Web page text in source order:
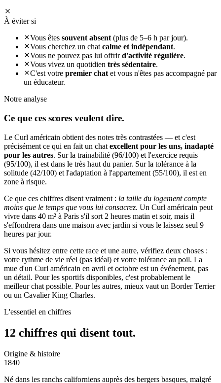
À éviter si
Vous êtes souvent absent(plus de 5–6 h par jour).
Vous cherchez un chatcalme et indépendant.
Vous ne pouvez pas lui offrird'activité régulière.
Vous vivez un quotidien très sédentaire.
C'est votre premier chatet vous n'êtes pas accompagné par
un éducateur.
Notre analyse
Ce que ces scores veulent dire.
Le Curl américain obtient des notes très contrastées — et c'est
précisément ce qui en fait un chat excellent pour les uns, inadapté
pour les autres. Sur la trainabilité (96/100) et l'exercice requis
(95/100), il est dans le très haut du panier. Sur la tolérance à la
solitude (42/100) et l'adaptation à l'appartement (55/100), il est en
zone à risque.
Ce que ces chiffres disent vraiment : la taille du logement compte
moins que le temps que vous lui consacrez. Un Curl américain peut
vivre dans 40 m² à Paris s'il sort 2 heures matin et soir, mais il
s'effondrera dans une maison avec jardin si vous le laissez seul 9
heures par jour.
Si vous hésitez entre cette race et une autre, vérifiez deux choses :
votre rythme de vie réel (pas idéal) et votre tolérance au poil. La
mue d'un Curl américain en avril et octobre est un événement, pas
un détail. Pour les sportifs disponibles, c'est probablement le
meilleur chat possible. Pour les autres, mieux vaut un Border Terrier
ou un Cavalier King Charles.
L'essentiel en chiffres
12 chiffres qui disent tout.
Origine & histoire
1840
Né dans les ranchs californiens auprès des bergers basques, malgré